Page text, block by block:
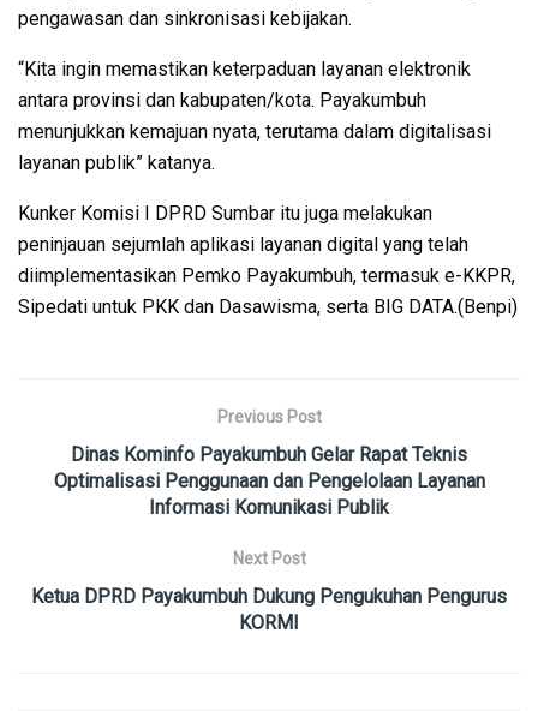
pengawasan dan sinkronisasi kebijakan.
“Kita ingin memastikan keterpaduan layanan elektronik
antara provinsi dan kabupaten/kota. Payakumbuh
menunjukkan kemajuan nyata, terutama dalam digitalisasi
layanan publik” katanya.
Kunker Komisi I DPRD Sumbar itu juga melakukan
peninjauan sejumlah aplikasi layanan digital yang telah
diimplementasikan Pemko Payakumbuh, termasuk e-KKPR,
Sipedati untuk PKK dan Dasawisma, serta BIG DATA.(Benpi)
Previous Post
Dinas Kominfo Payakumbuh Gelar Rapat Teknis
Optimalisasi Penggunaan dan Pengelolaan Layanan
Informasi Komunikasi Publik
Next Post
Ketua DPRD Payakumbuh Dukung Pengukuhan Pengurus
KORMI